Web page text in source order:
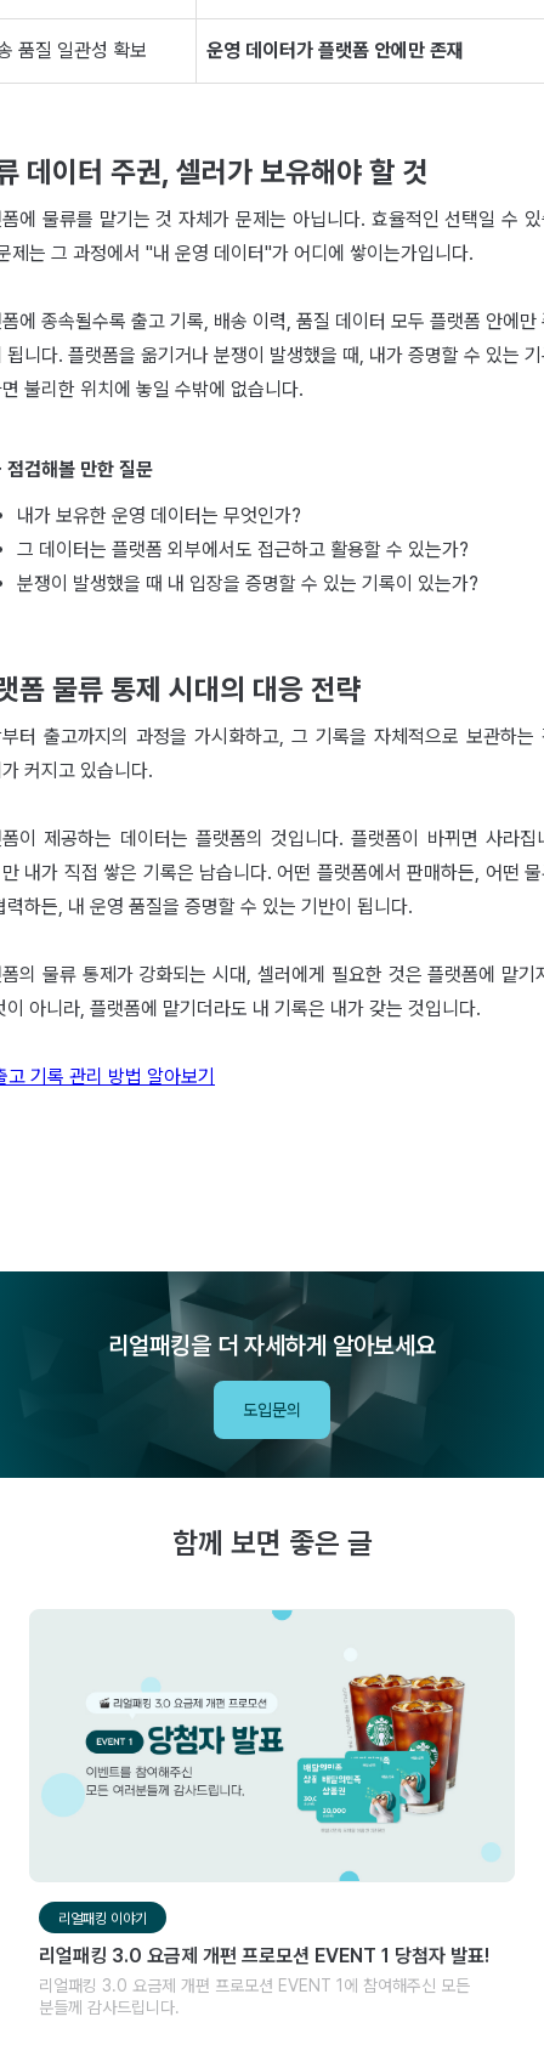
품질 일관성 확보 운영 데이터가 플랫폼 안에만 존재
데이터 주권, 셀러가 보유해야 할 것
에 물류를 맡기는 것 자체가 문제는 아닙니다. 효율적인 선택일 수
제는 그 과정에서 "내 운영 데이터"가 어디에 쌓이는가입니다.
에 종속될수록 출고 기록, 배송 이력, 품질 데이터 모두 플랫폼 안에만
됩니다. 플랫폼을 옮기거나 분쟁이 발생했을 때, 내가 증명할 수 있는
불리한 위치에 놓일 수밖에 없습니다.
점검해볼 만한 질문
내가 보유한 운영 데이터는 무엇인가?
그 데이터는 플랫폼 외부에서도 접근하고 활용할 수 있는가?
분쟁이 발생했을 때 내 입장을 증명할 수 있는 기록이 있는가?
폼 물류 통제 시대의 대응 전략
터 출고까지의 과정을 가시화하고, 그 기록을 자체적으로 보관하는
커지고 있습니다.
이 제공하는 데이터는 플랫폼의 것입니다. 플랫폼이 바뀌면 사라집
내가 직접 쌓은 기록은 남습니다. 어떤 플랫폼에서 판매하든, 어떤
력하든, 내 운영 품질을 증명할 수 있는 기반이 됩니다.
의 물류 통제가 강화되는 시대, 셀러에게 필요한 것은 플랫폼에 맡기
이 아니라, 플랫폼에 맡기더라도 내 기록은 내가 갖는 것입니다.
고 기록 관리 방법 알아보기
리얼패킹을 더 자세하게 알아보세요
도입문의
함께 보면 좋은 글
리얼패킹 이야기
리얼패킹 3.0 요금제 개편 프로모션 EVENT 1 당첨자 발표!
리얼패킹 3.0 요금제 개편 프로모션 EVENT 1에 참여해주신 모든
분들께 감사드립니다.